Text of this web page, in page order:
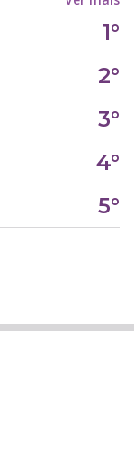
1°
2°
3°
4°
5°